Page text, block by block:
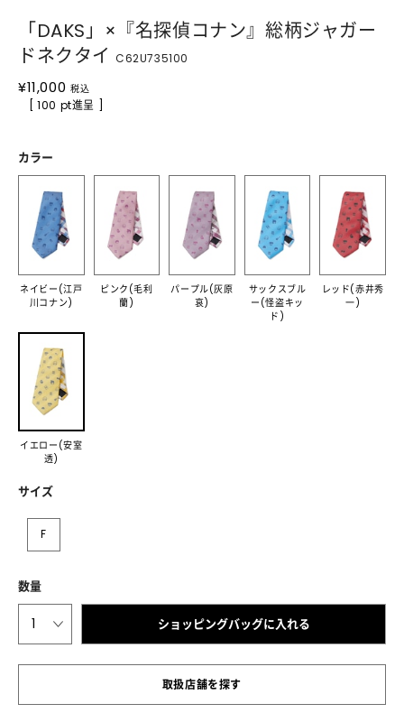
「DAKS」×『名探偵コナン』総柄ジャガー
ドネクタイ C62U735100
¥11,000 税込
[ 100 pt進呈 ]
カラー
ネイビー(江戸
川コナン)
ピンク(毛利
蘭)
パープル(灰原
哀)
サックスブル
ー(怪盗キッ
ド)
レッド(赤井秀
一)
イエロー(安室
透)
サイズ
F
数量
1 ショッピングバッグに入れる
取扱店舗を探す